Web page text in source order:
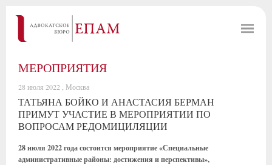
МЕРОПРИЯТИЯ
28 июля 2022 , Москва
ТАТЬЯНА БОЙКО И АНАСТАСИЯ БЕРМАН
ПРИМУТ УЧАСТИЕ В МЕРОПРИЯТИИ ПО
ВОПРОСАМ РЕДОМИЦИЛЯЦИИ
28 июля 2022 года состоится мероприятие «Специальные
административные районы: достижения и перспективы»,